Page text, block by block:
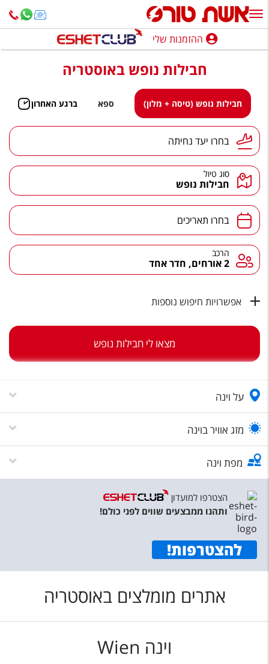
ההזמנות שלי
נופש בארץ
חופשה לפי סגנון
מלונות באילת
טיולים מאורגנים
סגנונות טיול
הרגע האחרון
חבילות בריאות וספא
טיסות לחו"ל
מלונות בחו"ל
שירות לקוחות
טופס צור קשר
עקבו אחרינו
ההזמנות שלי
חבילות נופש באוסטריה
חבילות נופש (טיסה + מלון) ספא ברגע האחרון
יעד נחיתהבחרו יעד נחיתה
סוג טיול
חבילות נופש
תאריכים בחרו תאריכים
הרכב הרכב
2 אורחים, חדר אחד
אפשרויות חיפוש נוספות
מצאו לי חבילות נופש
על וינה
מזג אוויר בוינה
מפת וינה
הצטרפו למועדון
ותהנו ממבצעים שווים לפני כולם!
להצטרפות!
אתרים מומלצים באוסטריה
וינה Wien